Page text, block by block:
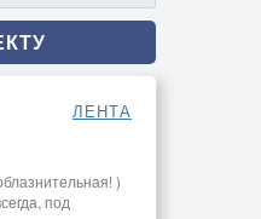
ЛЕНТА
)
под